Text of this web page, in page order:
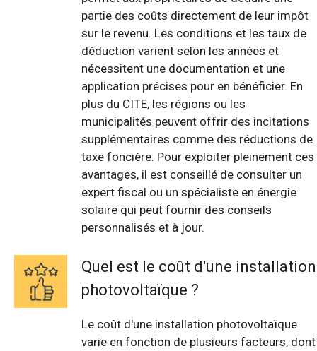
partie des coûts directement de leur impôt
sur le revenu. Les conditions et les taux de
déduction varient selon les années et
nécessitent une documentation et une
application précises pour en bénéficier. En
plus du CITE, les régions ou les
municipalités peuvent offrir des incitations
supplémentaires comme des réductions de
taxe foncière. Pour exploiter pleinement ces
avantages, il est conseillé de consulter un
expert fiscal ou un spécialiste en énergie
solaire qui peut fournir des conseils
personnalisés et à jour.
Quel est le coût d'une installation
photovoltaïque ?
Le coût d'une installation photovoltaïque
varie en fonction de plusieurs facteurs, dont